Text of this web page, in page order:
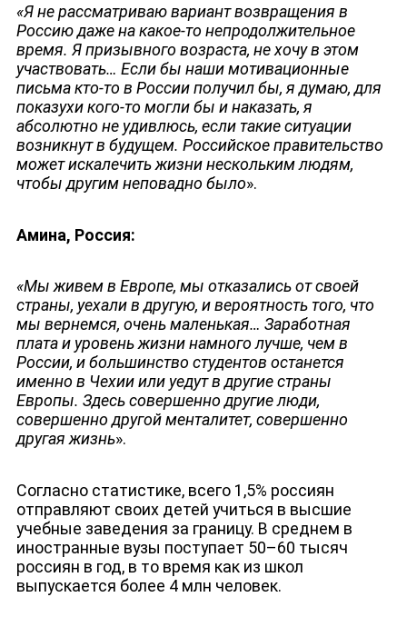
«Я не рассматриваю вариант возвращения в
Россию даже на какое-то непродолжительное
время. Я призывного возраста, не хочу в этом
участвовать… Если бы наши мотивационные
письма кто-то в России получил бы, я думаю, для
показухи кого-то могли бы и наказать, я
абсолютно не удивлюсь, если такие ситуации
возникнут в будущем. Российское правительство
может искалечить жизни нескольким людям,
чтобы другим неповадно было».
Амина, Россия:
«Мы живем в Европе, мы отказались от своей
страны, уехали в другую, и вероятность того, что
мы вернемся, очень маленькая… Заработная
плата и уровень жизни намного лучше, чем в
России, и большинство студентов останется
именно в Чехии или уедут в другие страны
Европы. Здесь совершенно другие люди,
совершенно другой менталитет, совершенно
другая жизнь».
Согласно статистике, всего 1,5% россиян
отправляют своих детей учиться в высшие
учебные заведения за границу. В среднем в
иностранные вузы поступает 50–60 тысяч
россиян в год, в то время как из школ
выпускается более 4 млн человек.